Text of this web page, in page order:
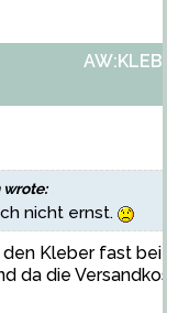
nicht ernst.
den Kleber fast bei
da die